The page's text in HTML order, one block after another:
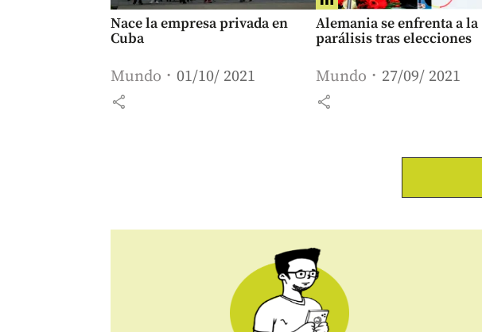
Nace la empresa privada en
Cuba
Mundo 01/10/ 2021
share
Alemania se enfrenta a la
parálisis tras elecciones
Mundo 27/09/ 2021
share